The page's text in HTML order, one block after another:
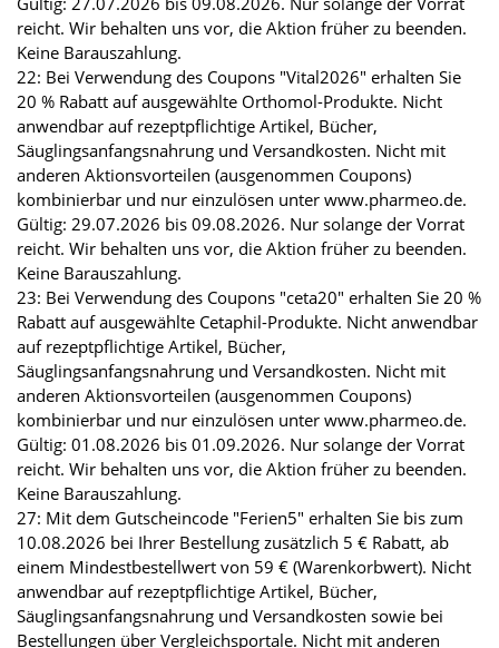
reicht. Wir behalten uns vor, die Aktion früher zu beenden.
Keine Barauszahlung.
22: Bei Verwendung des Coupons "Vital2026" erhalten Sie
20 % Rabatt auf ausgewählte Orthomol-Produkte. Nicht
anwendbar auf rezeptpflichtige Artikel, Bücher,
Säuglingsanfangsnahrung und Versandkosten. Nicht mit
anderen Aktionsvorteilen (ausgenommen Coupons)
kombinierbar und nur einzulösen unter www.pharmeo.de.
Gültig: 29.07.2026 bis 09.08.2026. Nur solange der Vorrat
reicht. Wir behalten uns vor, die Aktion früher zu beenden.
Keine Barauszahlung.
23: Bei Verwendung des Coupons "ceta20" erhalten Sie 20 %
Rabatt auf ausgewählte Cetaphil-Produkte. Nicht anwendbar
auf rezeptpflichtige Artikel, Bücher,
Säuglingsanfangsnahrung und Versandkosten. Nicht mit
anderen Aktionsvorteilen (ausgenommen Coupons)
kombinierbar und nur einzulösen unter www.pharmeo.de.
Gültig: 01.08.2026 bis 01.09.2026. Nur solange der Vorrat
reicht. Wir behalten uns vor, die Aktion früher zu beenden.
Keine Barauszahlung.
27: Mit dem Gutscheincode "Ferien5" erhalten Sie bis zum
10.08.2026 bei Ihrer Bestellung zusätzlich 5 € Rabatt, ab
einem Mindestbestellwert von 59 € (Warenkorbwert). Nicht
anwendbar auf rezeptpflichtige Artikel, Bücher,
Säuglingsanfangsnahrung und Versandkosten sowie bei
Bestellungen über Vergleichsportale. Nicht mit anderen